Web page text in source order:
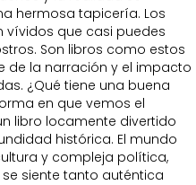
hermosa tapicería. Los
vívidos que casi puedes
Son libros como estos
de la narración y el impacto
¿Qué tiene una buena
en que vemos el
libro locamente divertido
histórica. El mundo
y compleja política,
siente tanto auténtica